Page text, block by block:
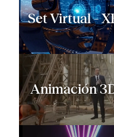
Set Virtual -
Animación